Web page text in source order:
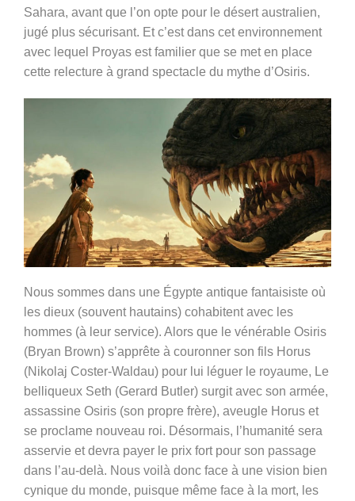
Sahara, avant que l’on opte pour le désert australien,
jugé plus sécurisant. Et c’est dans cet environnement
avec lequel Proyas est familier que se met en place
cette relecture à grand spectacle du mythe d’Osiris.
Nous sommes dans une Égypte antique fantaisiste où
les dieux (souvent hautains) cohabitent avec les
hommes (à leur service). Alors que le vénérable Osiris
(Bryan Brown) s’apprête à couronner son fils Horus
(Nikolaj Coster-Waldau) pour lui léguer le royaume, Le
belliqueux Seth (Gerard Butler) surgit avec son armée,
assassine Osiris (son propre frère), aveugle Horus et
se proclame nouveau roi. Désormais, l’humanité sera
asservie et devra payer le prix fort pour son passage
dans l’au-delà. Nous voilà donc face à une vision bien
cynique du monde, puisque même face à la mort, les